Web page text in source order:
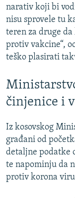
narativ koji bi
nisu sprovele tu
teren za druge
protiv vakcine“,
teško plasirati
činjenice i
Iz kosovskog
građani od
detaljne podatke
te napominju da
protiv korona